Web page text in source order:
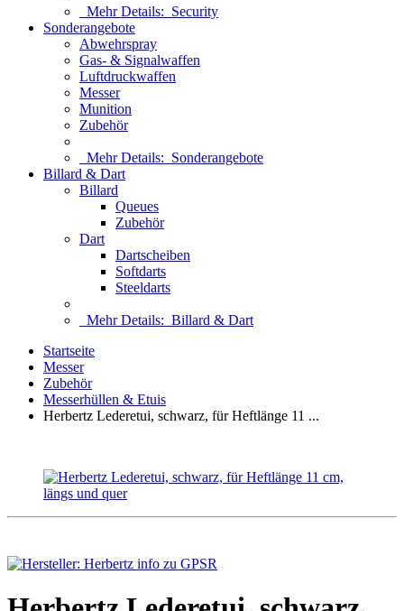
Mehr Details: Security
Sonderangebote
Abwehrspray
Gas- & Signalwaffen
Luftdruckwaffen
Messer
Munition
Zubehör
Mehr Details: Sonderangebote
Billard & Dart
Billard
Queues
Zubehör
Dart
Dartscheiben
Softdarts
Steeldarts
Mehr Details: Billard & Dart
Startseite
Messer
Zubehör
Messerhüllen & Etuis
Herbertz Lederetui, schwarz, für Heftlänge 11 ...